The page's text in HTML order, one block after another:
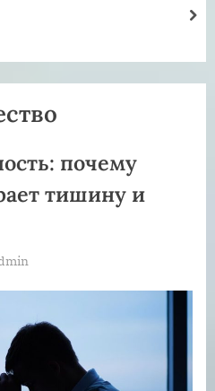
почему
тишину и